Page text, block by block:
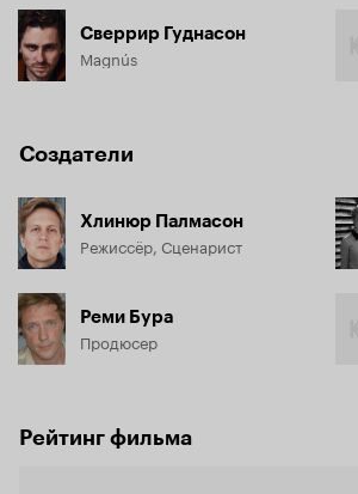
Сверрир Гуднасон
Magnús
Создатели
Хлинюр Палмасон
Режиссёр, Сценарист
Реми Бура
Продюсер
Рейтинг фильма